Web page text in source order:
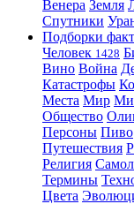
Венера Земля
Спутники
Подборки
Человек 1428
Вино Война
Катастрофы
Места Мир
Общество
Персоны Пиво
Путешествия
Религия
Термины
Цвета